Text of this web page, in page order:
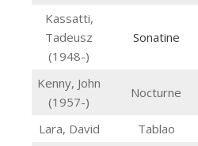
Kassatti,
Tadeusz
(1948-)
Sonatine
Kenny, John
(1957-)
Nocturne
Lara, David
Tablao